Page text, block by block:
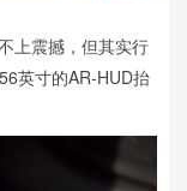
上震撼，但其实行
英寸的AR-HUD抬